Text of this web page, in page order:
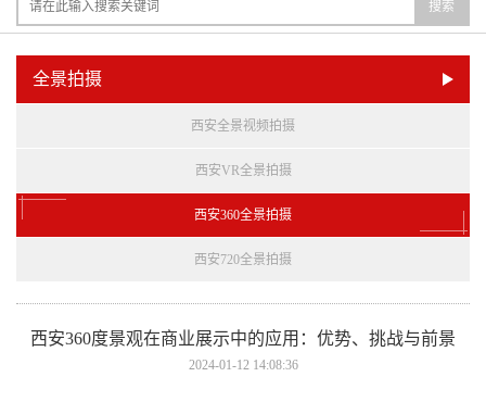
搜索
全景拍摄
西安全景视频拍摄
西安VR全景拍摄
西安360全景拍摄
西安720全景拍摄
西安360度景观在商业展示中的应用：优势、挑战与前景
2024-01-12 14:08:36